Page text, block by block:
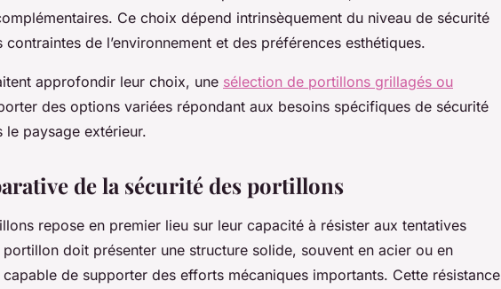
Ce choix dépend intrinsèquement du niveau de sécurité
de l’environnement et des préférences esthétiques.
approfondir leur choix, une sélection de portillons grillagés ou
des options variées répondant aux besoins spécifiques de sécurité
le paysage extérieur.
de la sécurité des portillons
repose en premier lieu sur leur capacité à résister aux tentatives
doit présenter une structure solide, souvent en acier ou en
de supporter des efforts mécaniques importants. Cette résistance